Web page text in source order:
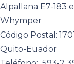
Alpallana E7-183
Whymper
Código Postal:
Quito-Euador